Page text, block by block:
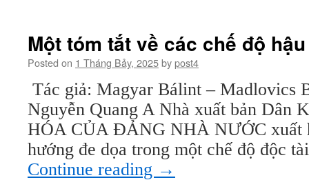
về
các
độ
hậu
Cộng
sản
9)
Một tóm tắt về các chế độ
Posted on 1 Tháng Bảy, 2025bypost4
Tác giả: Magyar Bálint – Madlovics
Nguyễn Quang A Nhà xuất bản Dân
HÓA CỦA ĐẢNG NHÀ NƯỚC xuất
hướng đe dọa trong một chế độ độc
Continue reading →